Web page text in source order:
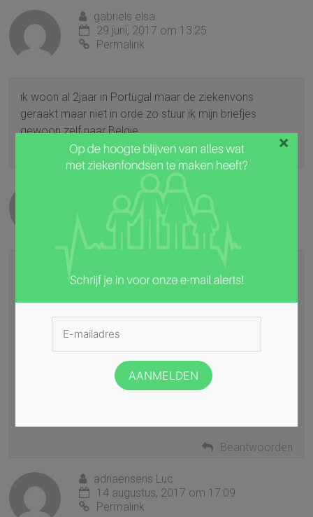
gabriels elsa
29 juni, 2017 om 13:25
Permalink
ik woon al 2jaar in Portugal maar de ziekenvons
geraakt maar niet in orde zo stuur ik mijn briefjes
gewoon zelf naar Belgie
Beantwoorden
sportmans eric
3 juli, 2017 om 21:14
Permalink
duidelijke uitleg ,zeker voor wat “verhuis” naar landen
van de EU betreft.
MAAR ergens vergeet men hier teschrijven dat de
ziekenfondsen NIET verglijkbaar zijn:b.v. Polen hier
wordt men door de belgische ziekteverzekerings kas
doorgewezen naar NFZ !Een catastrophe “in peis en
vree “kanmen sterven in de wachtlijsten voor zekere
zorgen.Dus blijft er nietover dan een privé ziekete
Beantwoorden
adriaensens Luc
14 augustus, 2017 om 17:09
Permalink
×